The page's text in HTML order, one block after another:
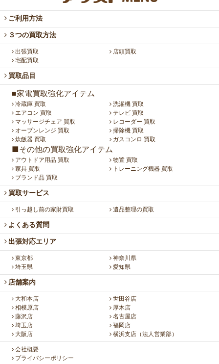
ご利用方法
３つの買取方法
出張買取
店頭買取
宅配買取
買取品目
■家電買取強化アイテム
冷蔵庫 買取
洗濯機 買取
エアコン 買取
テレビ 買取
マッサージチェア 買取
レコーダー 買取
オーブンレンジ 買取
掃除機 買取
炊飯器 買取
ガスコンロ 買取
■その他の買取強化アイテム
アウトドア用品 買取
物置 買取
家具 買取
トレーニング機器 買取
ブランド品 買取
買取サービス
引っ越し前の家財買取 遺品整理の買取
よくある質問
出張対応エリア
東京都
神奈川県
埼玉県
愛知県
店舗案内
大和本店
世田谷店
相模原店
厚木店
藤沢店
名古屋店
埼玉店
福岡店
大阪店
横浜支店（法人営業部）
会社概要
プライバシーポリシー